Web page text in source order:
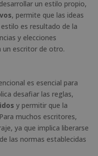
un estilo propio,
, permite que las ideas
es resultado de la
y elecciones
un escritor de otro.
es esencial para
desafiar las reglas,
y permitir que la
muchos escritores,
ya que implica liberarse
las normas establecidas